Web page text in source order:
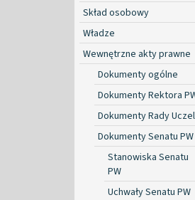
Skład osobowy
Władze
Wewnętrzne akty prawne
Dokumenty ogólne
Dokumenty Rektora
Dokumenty Rady
Dokumenty Senatu PW
Stanowiska Senatu
PW
Uchwały Senatu PW